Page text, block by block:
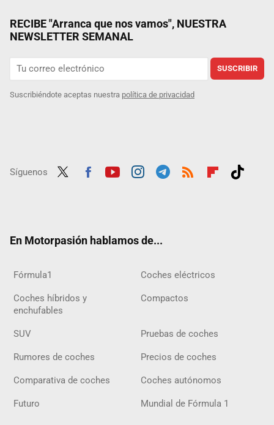
RECIBE "Arranca que nos vamos", NUESTRA
NEWSLETTER SEMANAL
SUSCRIBIR
Suscribiéndote aceptas nuestra política de privacidad
Síguenos
En Motorpasión hablamos de...
Fórmula1 Coches eléctricos
Coches híbridos y
enchufables
Compactos
SUV Pruebas de coches
Rumores de coches Precios de coches
Comparativa de coches Coches autónomos
Futuro Mundial de Fórmula 1